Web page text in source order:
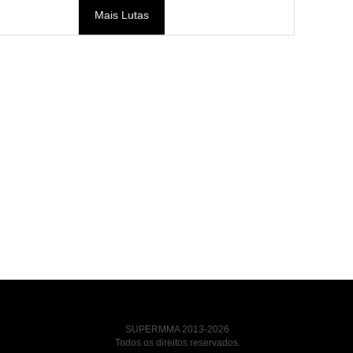
Mais Lutas
SUPERMMA 2013-2026
Todos os direitos reservados.